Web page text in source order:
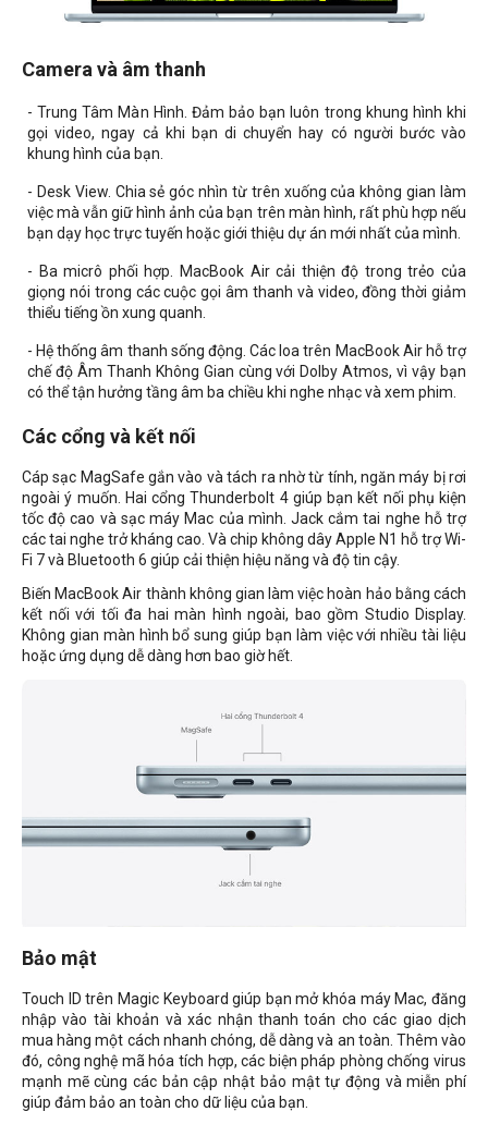
Camera và âm thanh
- Trung Tâm Màn Hình. Đảm bảo bạn luôn trong khung hình khi
gọi video, ngay cả khi bạn di chuyển hay có người bước vào
khung hình của bạn.
- Desk View. Chia sẻ góc nhìn từ trên xuống của không gian làm
việc mà vẫn giữ hình ảnh của bạn trên màn hình, rất phù hợp nếu
bạn dạy học trực tuyến hoặc giới thiệu dự án mới nhất của mình.
- Ba micrô phối hợp. MacBook Air cải thiện độ trong trẻo của
giọng nói trong các cuộc gọi âm thanh và video, đồng thời giảm
thiểu tiếng ồn xung quanh.
- Hệ thống âm thanh sống động. Các loa trên MacBook Air hỗ trợ
chế độ Âm Thanh Không Gian cùng với Dolby Atmos, vì vậy bạn
có thể tận hưởng tầng âm ba chiều khi nghe nhạc và xem phim.
Các cổng và kết nối
Cáp sạc MagSafe gắn vào và tách ra nhờ từ tính, ngăn máy bị rơi
ngoài ý muốn. Hai cổng Thunderbolt 4 giúp bạn kết nối phụ kiện
tốc độ cao và sạc máy Mac của mình. Jack cắm tai nghe hỗ trợ
các tai nghe trở kháng cao. Và chip không dây Apple N1 hỗ trợ Wi-
Fi 7 và Bluetooth 6 giúp cải thiện hiệu năng và độ tin cậy.
Biến MacBook Air thành không gian làm việc hoàn hảo bằng cách
kết nối với tối đa hai màn hình ngoài, bao gồm Studio Display.
Không gian màn hình bổ sung giúp bạn làm việc với nhiều tài liệu
hoặc ứng dụng dễ dàng hơn bao giờ hết.
Bảo mật
Touch ID trên Magic Keyboard giúp bạn mở khóa máy Mac, đăng
nhập vào tài khoản và xác nhận thanh toán cho các giao dịch
mua hàng một cách nhanh chóng, dễ dàng và an toàn. Thêm vào
đó, công nghệ mã hóa tích hợp, các biện pháp phòng chống virus
mạnh mẽ cùng các bản cập nhật bảo mật tự động và miễn phí
giúp đảm bảo an toàn cho dữ liệu của bạn.